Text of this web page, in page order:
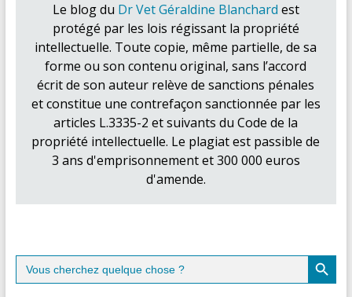
Le blog du Dr Vet Géraldine Blanchard est
protégé par les lois régissant la propriété
intellectuelle. Toute copie, même partielle, de sa
forme ou son contenu original, sans l’accord
écrit de son auteur relève de sanctions pénales
et constitue une contrefaçon sanctionnée par les
articles L.3335-2 et suivants du Code de la
propriété intellectuelle. Le plagiat est passible de
3 ans d'emprisonnement et 300 000 euros
d'amende.
Search
for:
Search Button